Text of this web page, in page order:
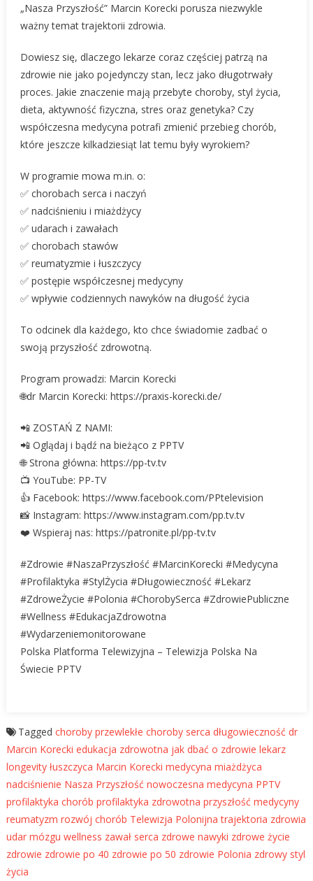
„Nasza Przyszłość” Marcin Korecki porusza niezwykle
ważny temat trajektorii zdrowia.
Dowiesz się, dlaczego lekarze coraz częściej patrzą na
zdrowie nie jako pojedynczy stan, lecz jako długotrwały
proces. Jakie znaczenie mają przebyte choroby, styl życia,
dieta, aktywność fizyczna, stres oraz genetyka? Czy
współczesna medycyna potrafi zmienić przebieg chorób,
które jeszcze kilkadziesiąt lat temu były wyrokiem?
W programie mowa m.in. o:
✅ chorobach serca i naczyń
✅ nadciśnieniu i miażdżycy
✅ udarach i zawałach
✅ chorobach stawów
✅ reumatyzmie i łuszczycy
✅ postępie współczesnej medycyny
✅ wpływie codziennych nawyków na długość życia
To odcinek dla każdego, kto chce świadomie zadbać o
swoją przyszłość zdrowotną.
Program prowadzi: Marcin Korecki
🌐dr Marcin Korecki: https://praxis-korecki.de/
📲 ZOSTAŃ Z NAMI:
📲 Oglądaj i bądź na bieżąco z PPTV
🌐 Strona główna: https://pp-tv.tv
📺 YouTube: PP-TV
👍 Facebook: https://www.facebook.com/PPtelevision
📸 Instagram: https://www.instagram.com/pp.tv.tv
❤️ Wspieraj nas: https://patronite.pl/pp-tv.tv
#Zdrowie #NaszaPrzyszłość #MarcinKorecki #Medycyna
#Profilaktyka #StylŻycia #Długowieczność #Lekarz
#ZdroweŻycie #Polonia #ChorobySerca #ZdrowiePubliczne
#Wellness #EdukacjaZdrowotna
#Wydarzeniemonitorowane
Polska Platforma Telewizyjna – Telewizja Polska Na
Świecie PPTV
Tagged choroby przewlekłe choroby serca długowieczność dr
Marcin Korecki edukacja zdrowotna jak dbać o zdrowie lekarz
longevity łuszczyca Marcin Korecki medycyna miażdżyca
nadciśnienie Nasza Przyszłość nowoczesna medycyna PPTV
profilaktyka chorób profilaktyka zdrowotna przyszłość medycyny
reumatyzm rozwój chorób Telewizja Polonijna trajektoria zdrowia
udar mózgu wellness zawał serca zdrowe nawyki zdrowe życie
zdrowie zdrowie po 40 zdrowie po 50 zdrowie Polonia zdrowy styl
życia